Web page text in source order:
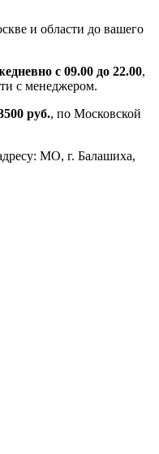
и области до вашего
с 09.00 до 22.00,
с менеджером.
руб., по Московской
МО, г. Балашиха,